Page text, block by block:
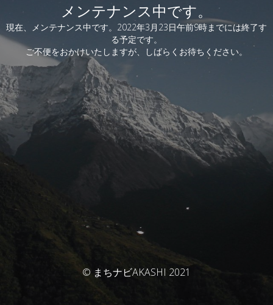
メンテナンス中です。
現在、メンテナンス中です。2022年3月23日午前9時までには終了す
る予定です。
ご不便をおかけいたしますが、しばらくお待ちください。
© まちナビAKASHI 2021